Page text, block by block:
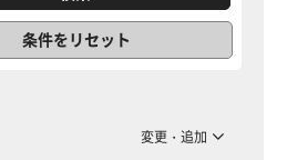
条件をリセット
変更・追加